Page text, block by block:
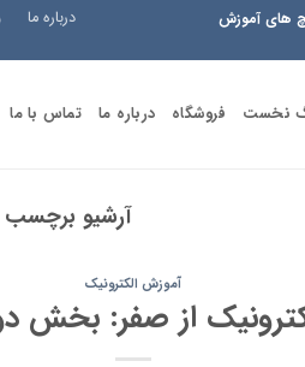
های آموزش
درباره ما
نخست فروشگاه درباره ما تماس با ما
آرشیو
آموزش الکترونیک
از صفر: بخش